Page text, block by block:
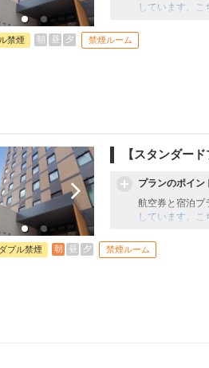
しています。こ
禁煙 朝 昼 夕 禁煙ルーム
【スタンダー
プランのポイン
航空券と宿泊プ
しています。こ
ブル禁煙 朝 昼 夕 禁煙ルーム